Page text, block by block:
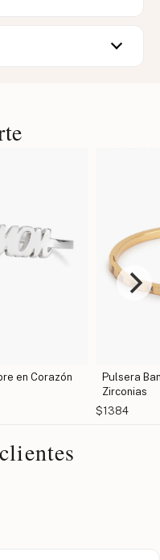
en Corazón
Pulsera
Zirconias
$1384